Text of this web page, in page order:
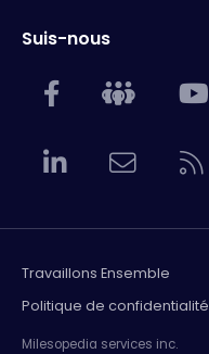
Suis-nous
Travaillons Ensemble
Politique de
Milesopedia services inc.